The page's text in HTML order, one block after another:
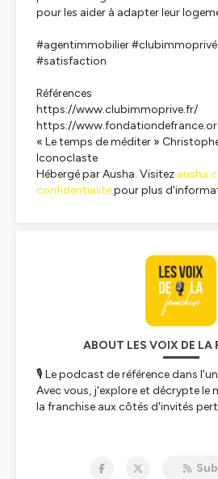
pour les aider à adapter leur
#agentimmobilier
#satisfaction
Références
https://www.clubimmoprive.fr/
https://
« Le temps de méditer »
Iconoclaste
Hébergé par Ausha. Visitez
confidentialitepour plus
ABOUT LES VOIX DE LA
🎙️ Le podcast de référence dans
Avec vous, j'explore et décrypte le
la franchise aux côtés d'invités
fait pour vous !